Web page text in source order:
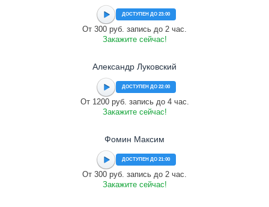
ДОСТУПЕН ДО 23:00
От 300 руб. запись до 2 час.
Закажите сейчас!
Александр Луковский
ДОСТУПЕН ДО 22:00
От 1200 руб. запись до 4 час.
Закажите сейчас!
Фомин Максим
ДОСТУПЕН ДО 21:00
От 300 руб. запись до 2 час.
Закажите сейчас!